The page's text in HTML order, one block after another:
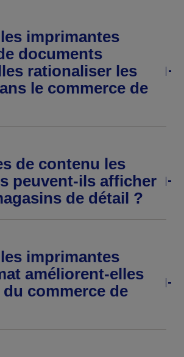
imprimantes
documents
rationaliser les
le commerce de
de contenu les
peuvent-ils afficher
de détail ?
imprimantes
améliorent-elles
du commerce de